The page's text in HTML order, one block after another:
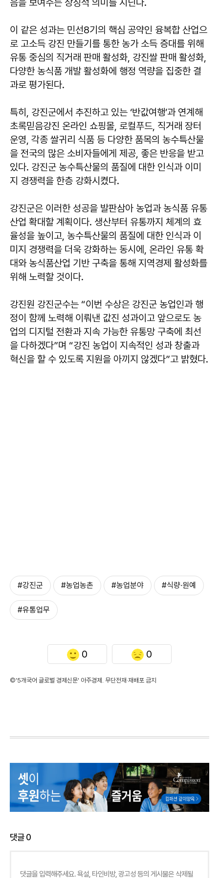
음을 보여주는 상징적 의미를 지닌다.
이 같은 성과는 민선8기의 핵심 공약인 융복합 산업으
로 고소득 강진 만들기를 통한 농가 소득 증대를 위해
유통 중심의 직거래 판매 활성화, 강진쌀 판매 활성화,
다양한 농식품 개발 활성화에 행정 역량을 집중한 결
과로 평가된다.
특히, 강진군에서 추진하고 있는 ‘반값여행’과 연계해
초록믿음강진 온라인 쇼핑몰, 로컬푸드, 직거래 장터
운영, 각종 쌀귀리 식품 등 다양한 품목의 농수특산물
을 전국의 많은 소비자들에게 제공, 좋은 반응을 받고
있다. 강진군 농수특산물의 품질에 대한 인식과 이미
지 경쟁력을 한층 강화시켰다.
강진군은 이러한 성공을 발판삼아 농업과 농식품 유통
산업 확대할 계획이다. 생산부터 유통까지 체계의 효
율성을 높이고, 농수특산물의 품질에 대한 인식과 이
미지 경쟁력을 더욱 강화하는 동시에, 온라인 유통 확
대와 농식품산업 기반 구축을 통해 지역경제 활성화를
위해 노력할 것이다.
강진원 강진군수는 “이번 수상은 강진군 농업인과 행
정이 함께 노력해 이뤄낸 값진 성과이고 앞으로도 농
업의 디지털 전환과 지속 가능한 유통망 구축에 최선
을 다하겠다”며 “강진 농업이 지속적인 성과 창출과
혁신을 할 수 있도록 지원을 아끼지 않겠다”고 밝혔다.
#강진군 #농업농촌 #농업분야 #식량·원예
#유통업무
0 0
©'5개국어 글로벌 경제신문' 아주경제. 무단전재·재배포 금지
댓글0